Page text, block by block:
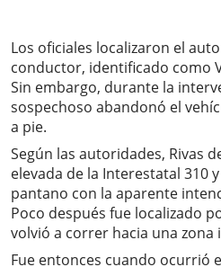
Los oficiales localizaron el
conductor, identificado como
Sin embargo, durante la
sospechoso abandonó el
a pie.
Según las autoridades, Rivas
elevada de la Interestatal 310
pantano con la aparente
Poco después fue localizado
volvió a correr hacia una zona
Fue entonces cuando ocurrió